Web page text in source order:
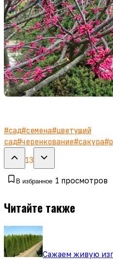
#сад#семена#цветущий
сад#черенкование#сакура#
13
В избранное 1 просмотров
Читайте также
Сажаем живую